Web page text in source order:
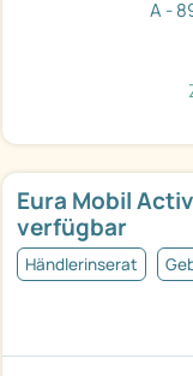
A -
Eura Mobil
verfügbar
Händlerinserat